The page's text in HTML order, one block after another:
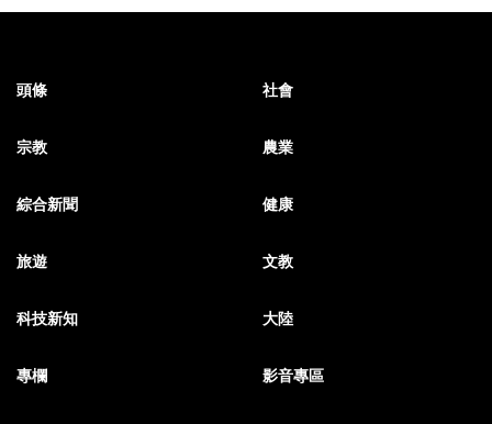
頭條 社會
宗教 農業
綜合新聞 健康
旅遊 文教
科技新知 大陸
專欄 影音專區